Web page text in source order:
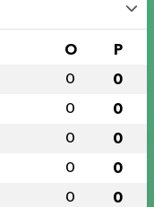
O P
0 0
0 0
0 0
0 0
0 0